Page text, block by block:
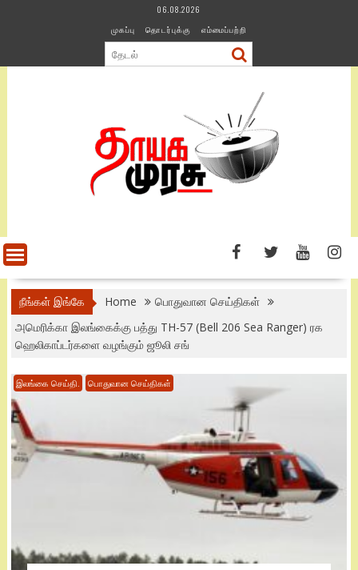
06.08.2026
முகப்பு
தொடர்புக்கு எம்மைப்பற்றி
நீங்கள் இங்கே Home
பொதுவான செய்திகள்
அமெரிக்கா இலங்கைக்கு பத்து TH-57 (Bell 206 Sea Ranger) ரக
ஹெலிகாப்டர்களை வழங்கும் ஜூலி சங்
இலங்கை செய்தி. பொதுவான செய்திகள்